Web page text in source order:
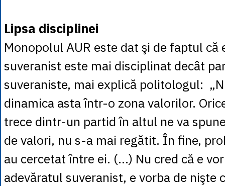
Lipsa disciplinei
Monopolul AUR este dat şi de faptul
suveranist este mai disciplinat decât
suveraniste, mai explică politologul:
dinamica asta într-o zona valorilor.
trece dintr-un partid în altul ne va
de valori, nu s-a mai regătit. În fine,
au cercetat între ei. (...) Nu cred că e
adevăratul suveranist, e vorba de nişte